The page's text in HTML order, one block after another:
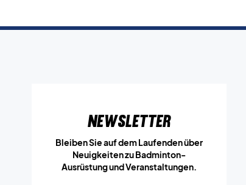
Newsletter
Bleiben Sie auf dem Laufenden über
Neuigkeiten zu Badminton-
Ausrüstung und Veranstaltungen.